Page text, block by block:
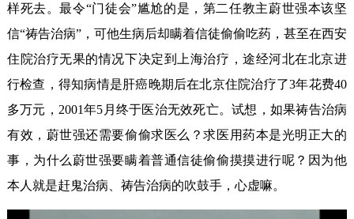
样死去。最令“门徒会”尴尬的是，第二任教主蔚世强本该坚
信“祷告治病”，可他生病后却瞒着信徒偷偷吃药，甚至在西安
住院治疗无果的情况下决定到上海治疗，途经河北在北京进
行检查，得知病情是肝癌晚期后在北京住院治疗了3年花费40
多万元，2001年5月终于医治无效死亡。试想，如果祷告治病
有效，蔚世强还需要偷偷求医么？求医用药本是光明正大的
事，为什么蔚世强要瞒着普通信徒偷偷摸摸进行呢？因为他
本人就是赶鬼治病、祷告治病的吹鼓手，心虚嘛。